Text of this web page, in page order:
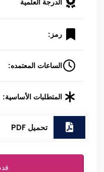
الدرجة العلمية
رمز:
الساعات المعتمده:
المتطلبات الأساسية:
تحميل PDF